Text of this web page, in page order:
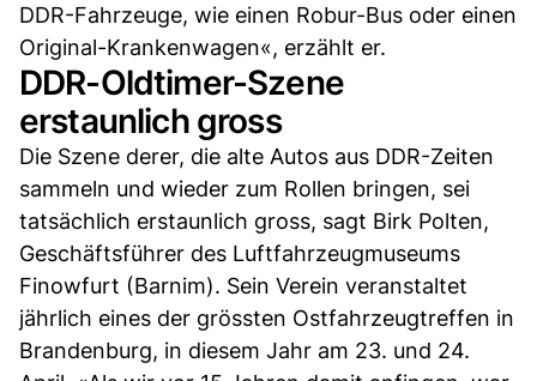
DDR-Fahrzeuge, wie einen Robur-Bus oder einen
Original-Krankenwagen«, erzählt er.
DDR-Oldtimer-Szene
erstaunlich gross
Die Szene derer, die alte Autos aus DDR-Zeiten
sammeln und wieder zum Rollen bringen, sei
tatsächlich erstaunlich gross, sagt Birk Polten,
Geschäftsführer des Luftfahrzeugmuseums
Finowfurt (Barnim). Sein Verein veranstaltet
jährlich eines der grössten Ostfahrzeugtreffen in
Brandenburg, in diesem Jahr am 23. und 24.